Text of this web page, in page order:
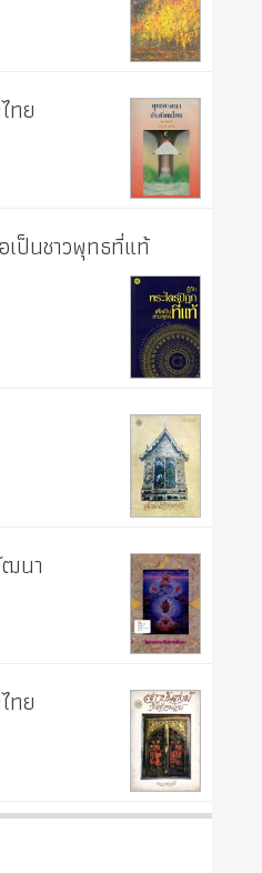
ทย
เป็นชาวพุทธที่แท้
นา
ทย